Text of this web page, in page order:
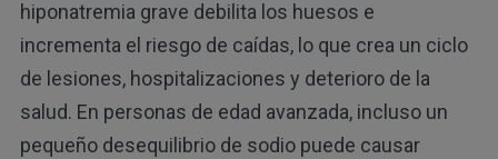
hiponatremia grave debilita los huesos e
incrementa el riesgo de caídas, lo que crea un ciclo
de lesiones, hospitalizaciones y deterioro de la
salud. En personas de edad avanzada, incluso un
pequeño desequilibrio de sodio puede causar